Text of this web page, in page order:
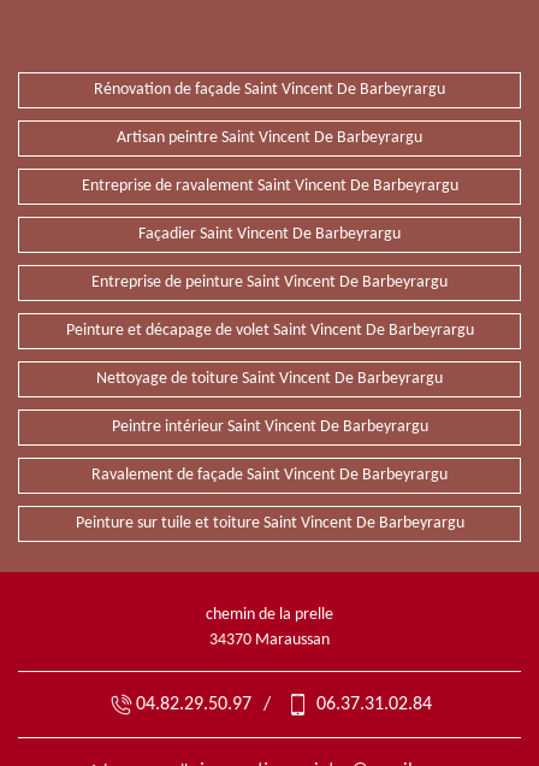
Rénovation de façade Saint Vincent De Barbeyrargu
Artisan peintre Saint Vincent De Barbeyrargu
Entreprise de ravalement Saint Vincent De Barbeyrargu
Façadier Saint Vincent De Barbeyrargu
Entreprise de peinture Saint Vincent De Barbeyrargu
Peinture et décapage de volet Saint Vincent De Barbeyrargu
Nettoyage de toiture Saint Vincent De Barbeyrargu
Peintre intérieur Saint Vincent De Barbeyrargu
Ravalement de façade Saint Vincent De Barbeyrargu
Peinture sur tuile et toiture Saint Vincent De Barbeyrargu
chemin de la prelle
34370 Maraussan
04.82.29.50.97 / 06.37.31.02.84